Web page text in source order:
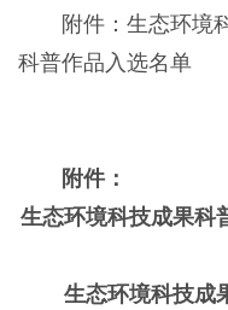
附件：生态环境科
科普作品入选名单
附件：
生态环境科技成果科
生态环境科技成